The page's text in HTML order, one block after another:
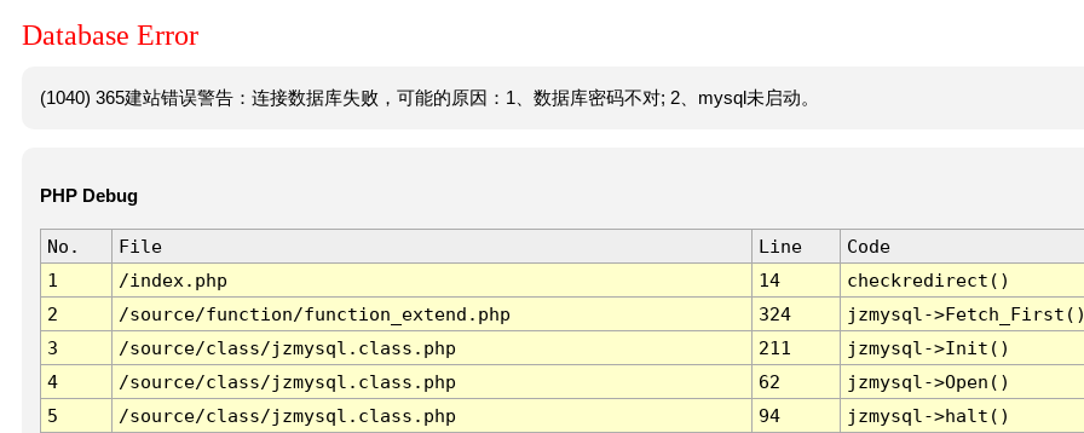
Database Error
(1040) 365建站错误警告：连接数据库失败，可能的原因：1、数据库密码不对; 2、mysql未启动。
PHP Debug
No. File Line
Code
1
/index.php 14
checkredirect()
2
/source/function/function_extend.php 324
jzmysql-
3
/source/class/jzmysql.class.php 211
jzmysql->Init()
4
/source/class/jzmysql.class.php 62
jzmysql->Open()
5
/source/class/jzmysql.class.php 94
jzmysql->halt()